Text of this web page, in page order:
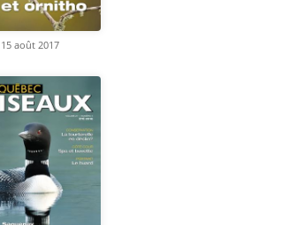
15 août 2017